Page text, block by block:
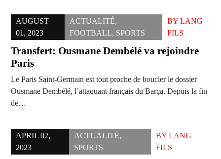
AUGUST
01, 2023
ACTUALITÉ,
FOOTBALL, SPORTS
BYLANG
FILS
Transfert: Ousmane Dembélé va rejoindre
Paris
Le Paris Saint-Germain est tout proche de boucler le dossier
Ousmane Dembélé, l’attaquant français du Barça. Depuis la fin
de…
APRIL 02,
2023
ACTUALITÉ,
SPORTS
BY LANG
FILS